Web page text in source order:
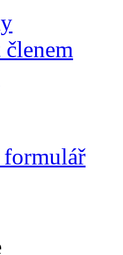
členem